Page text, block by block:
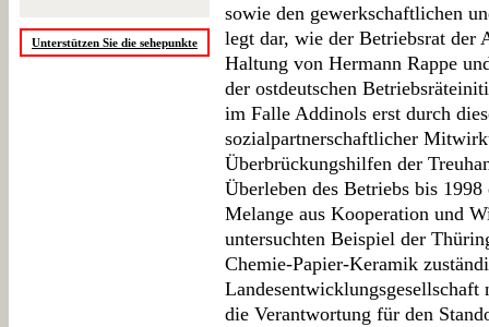
Unterstützen Sie die sehepunkte
sowie den gewerkschaftlichen
legt dar, wie der Betriebsrat der
Haltung von Hermann Rappe
der ostdeutschen
im Falle Addinols erst durch
sozialpartnerschaftlicher
Überbrückungshilfen der
Überleben des Betriebs bis
Melange aus Kooperation und
untersuchten Beispiel der
Chemie-Papier-Keramik
die Verantwortung für den